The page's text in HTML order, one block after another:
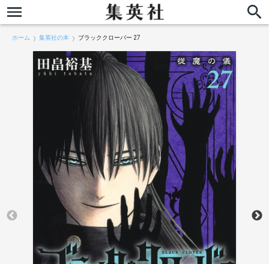
ホーム 集英社の本 ブラッククローバー 27